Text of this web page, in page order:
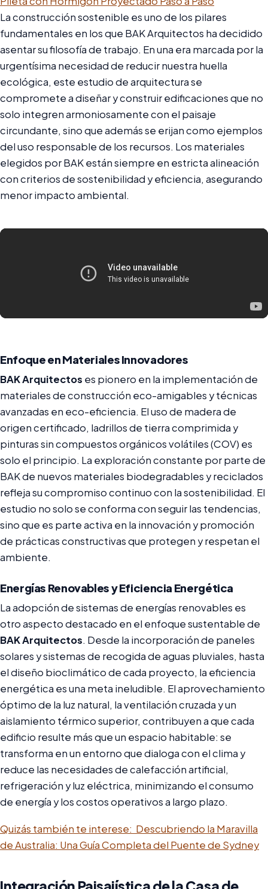
La construcción sostenible es uno de los pilares
fundamentales en los que BAK Arquitectos ha decidido
asentar su filosofía de trabajo. En una era marcada por la
urgentísima necesidad de reducir nuestra huella
ecológica, este estudio de arquitectura se
compromete a diseñar y construir edificaciones que no
solo integren armoniosamente con el paisaje
circundante, sino que además se erijan como ejemplos
del uso responsable de los recursos. Los materiales
elegidos por BAK están siempre en estricta alineación
con criterios de sostenibilidad y eficiencia, asegurando
menor impacto ambiental.
Enfoque en Materiales Innovadores
BAK Arquitectos es pionero en la implementación de
materiales de construcción eco-amigables y técnicas
avanzadas en eco-eficiencia. El uso de madera de
origen certificado, ladrillos de tierra comprimida y
pinturas sin compuestos orgánicos volátiles (COV) es
solo el principio. La exploración constante por parte de
BAK de nuevos materiales biodegradables y reciclados
refleja su compromiso continuo con la sostenibilidad. El
estudio no solo se conforma con seguir las tendencias,
sino que es parte activa en la innovación y promoción
de prácticas constructivas que protegen y respetan el
ambiente.
Energías Renovables y Eficiencia Energética
La adopción de sistemas de energías renovables es
otro aspecto destacado en el enfoque sustentable de
BAK Arquitectos. Desde la incorporación de paneles
solares y sistemas de recogida de aguas pluviales, hasta
el diseño bioclimático de cada proyecto, la eficiencia
energética es una meta ineludible. El aprovechamiento
óptimo de la luz natural, la ventilación cruzada y un
aislamiento térmico superior, contribuyen a que cada
edificio resulte más que un espacio habitable: se
transforma en un entorno que dialoga con el clima y
reduce las necesidades de calefacción artificial,
refrigeración y luz eléctrica, minimizando el consumo
de energía y los costos operativos a largo plazo.
Quizás también te interese: Descubriendo la Maravilla
de Australia: Una Guía Completa del Puente de Sydney